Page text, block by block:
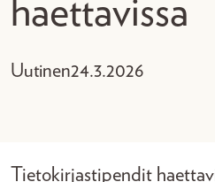
haettavissa
Uutinen24.3.2026
Tietokirjastipendit